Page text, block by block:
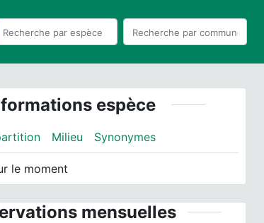
espèce
Milieu Synonymes
le moment
mensuelles